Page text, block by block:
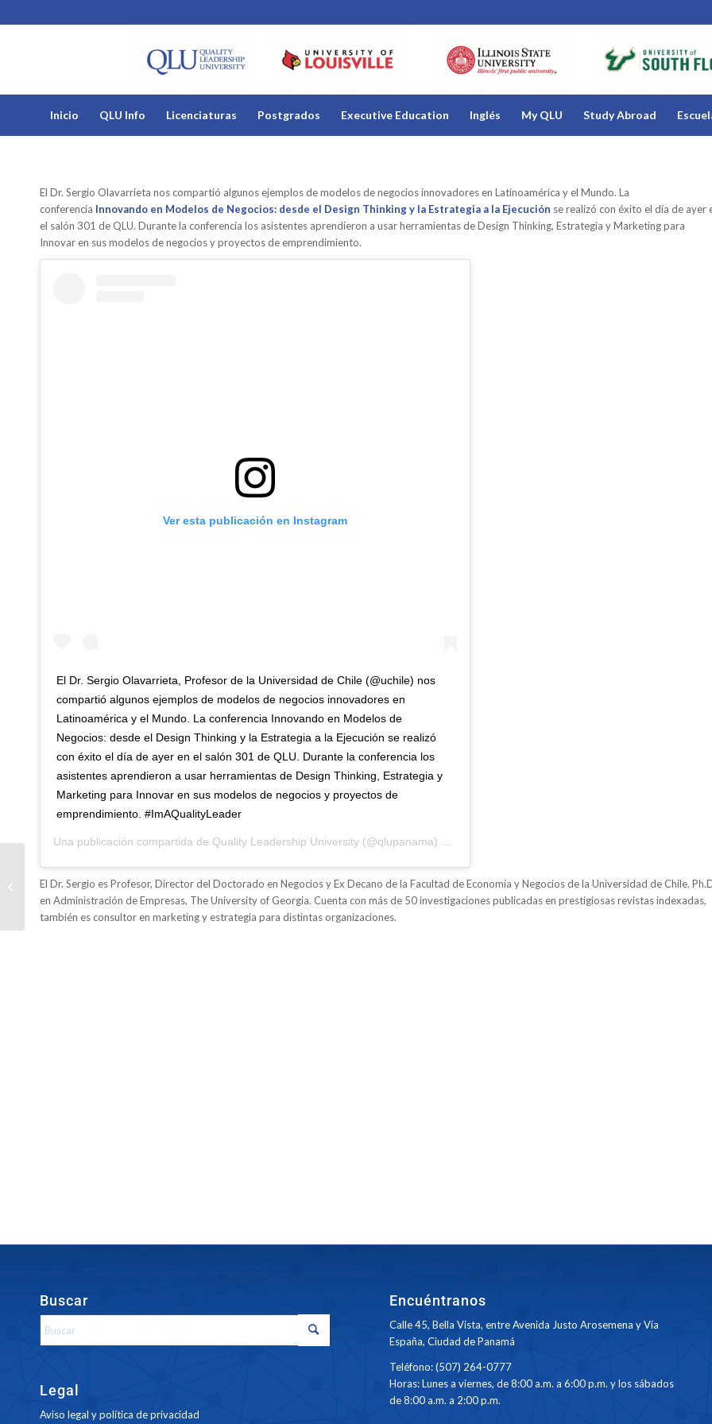
Inicio QLU Info Licenciaturas Postgrados Executive Education Inglés My QLU Study Abroad
El Dr. Sergio Olavarrieta nos compartió algunos ejemplos de modelos de negocios innovadores en Latinoamérica y el Mundo. La
conferencia Innovando en Modelos de Negocios: desde el Design Thinking y la Estrategia a la Ejecución se realizó con éxito el día de ayer
el salón 301 de QLU. Durante la conferencia los asistentes aprendieron a usar herramientas de Design Thinking, Estrategia y Marketing para
Innovar en sus modelos de negocios y proyectos de emprendimiento.
Ver esta publicación en Instagram
El Dr. Sergio Olavarrieta, Profesor de la Universidad de Chile (@uchile) nos
compartió algunos ejemplos de modelos de negocios innovadores en
Latinoamérica y el Mundo. La conferencia Innovando en Modelos de
Negocios: desde el Design Thinking y la Estrategia a la Ejecución se realizó
con éxito el día de ayer en el salón 301 de QLU. Durante la conferencia los
asistentes aprendieron a usar herramientas de Design Thinking, Estrategia y
Marketing para Innovar en sus modelos de negocios y proyectos de
emprendimiento. #ImAQualityLeader
Una publicación compartida de Quality Leadership University (@qlupanama) el
El Dr. Sergio es Profesor, Director del Doctorado en Negocios y Ex Decano de la Facultad de Economía y Negocios de la Universidad de Chile.
en Administración de Empresas, The University of Georgia. Cuenta con más de 50 investigaciones publicadas en prestigiosas revistas indexadas,
también es consultor en marketing y estrategia para distintas organizaciones.
Buscar
Legal
Aviso legal y política de privacidad
Encuéntranos
Calle 45, Bella Vista, entre Avenida Justo Arosemena y Vía
España, Ciudad de Panamá
Teléfono: (507) 264-0777
Horas: Lunes a viernes, de 8:00 a.m. a 6:00 p.m. y los sábados
de 8:00 a.m. a 2:00 p.m.
Regístrate para el
primer Congreso de
Creatividad e
Innovación en